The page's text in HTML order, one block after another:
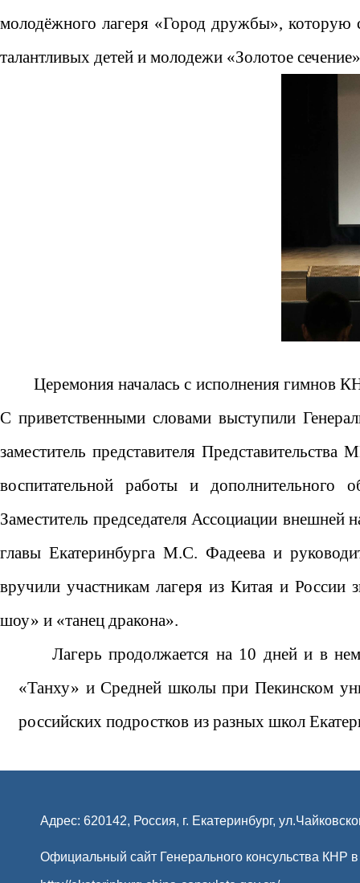
молодёжного лагеря «Город дружбы», которую
талантливых детей и молодежи «Золотое
Церемония началась с исполнения гимнов
С приветственными словами выступили
заместитель представителя Представительства
воспитательной работы и дополнительного
Заместитель председателя Ассоциации внешней
главы Екатеринбурга М.С. Фадеева и
вручили участникам лагеря из Китая и России
шоу» и «танец дракона».
Лагерь продолжается на 10 дней и в
«Танху» и Средней школы при Пекинском
российских подростков из разных школ
Адрес: 620142, Россия, г. Екатеринбург,
Официальный сайт Генерального консульства КНР в